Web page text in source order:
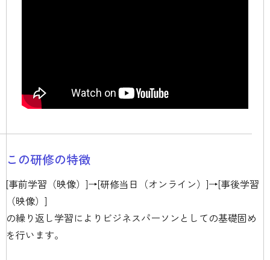
この研修の特徴
[事前学習（映像）]→[研修当日（オンライン）]→[事後学習
（映像）]
の繰り返し学習によりビジネスパーソンとしての基礎固め
を行います。